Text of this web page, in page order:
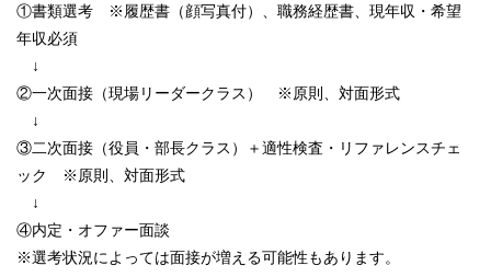
①書類選考 ※履歴書（顔写真付）、職務経歴書、現年収・希望
年収必須
↓
②一次面接（現場リーダークラス） ※原則、対面形式
↓
③二次面接（役員・部長クラス）＋適性検査・リファレンスチェ
ック ※原則、対面形式
↓
④内定・オファー面談
※選考状況によっては面接が増える可能性もあります。